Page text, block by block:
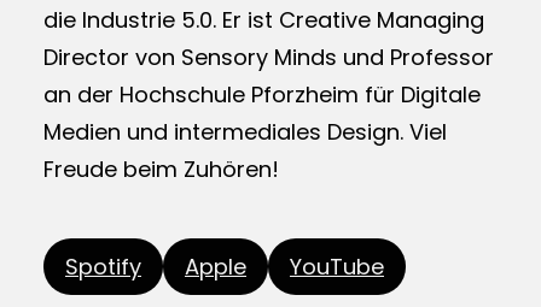
die Industrie 5.0. Er ist Creative Managing
Director von Sensory Minds und Professor
an der Hochschule Pforzheim für Digitale
Medien und intermediales Design. Viel
Freude beim Zuhören!
Spotify Apple YouTube